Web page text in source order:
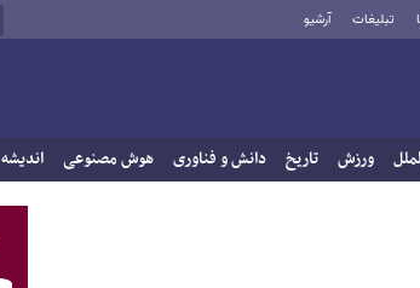
تبلیغات آرشیو
ورزش تاریخ دانش و فناوری هوش مصنوعی اندیشه